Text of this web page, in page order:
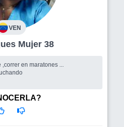
VEN
Los Teques Mujer 38
en maratones ...